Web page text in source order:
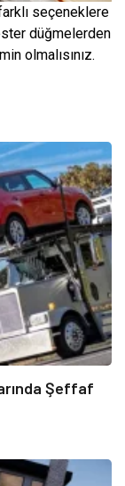
seçeneklere
düğmelerden
olmalısınız.
Şeffaf